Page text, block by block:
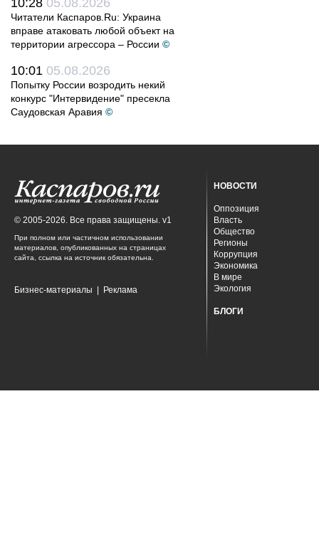
10:28 05.08.2026
Читатели Каспаров.Ru: Украина
вправе атаковать любой объект на
территории агрессора – России ©
10:01 05.08.2026
Попытку России возродить некий
конкурс "Интервидение" пресекла
Саудовская Аравия ©
© 2005-2026. Все права защищены. v1
При полном или частичном использовании
материалов, опубликованных на страницах
сайта, ссылка на источник обязательна.
Бизнес-материалы Реклама
НОВОСТИ
Оппозиция
Власть
Общество
Регионы
Коррупция
Экономика
В мире
Экология
БЛОГИ